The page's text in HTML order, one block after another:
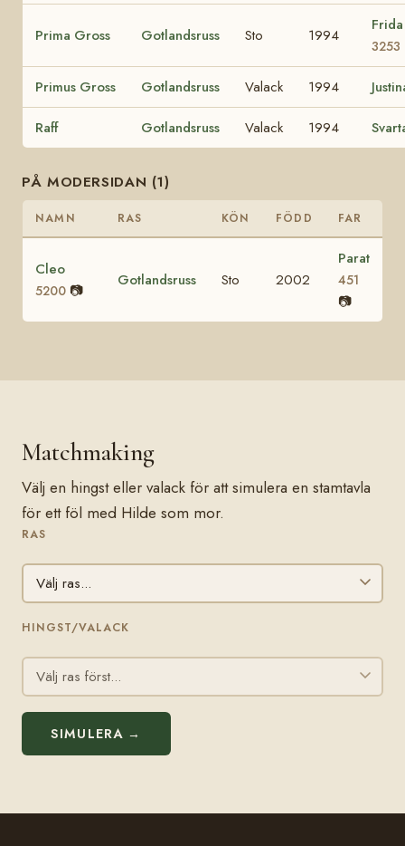
Prima Gross Gotlandsruss Sto 1994
3253
Primus Gross Gotlandsruss Valack 1994
Raff Gotlandsruss Valack 1994
PÅ MODERSIDAN (1)
NAMN RAS KÖN FÖDD FAR
Cleo
5200 📷
Gotlandsruss Sto 2002
Parat
451
📷
Matchmaking
Välj en hingst eller valack för att simulera en stamtavla
för ett föl med Hilde som mor.
RAS
HINGST/VALACK
SIMULERA →